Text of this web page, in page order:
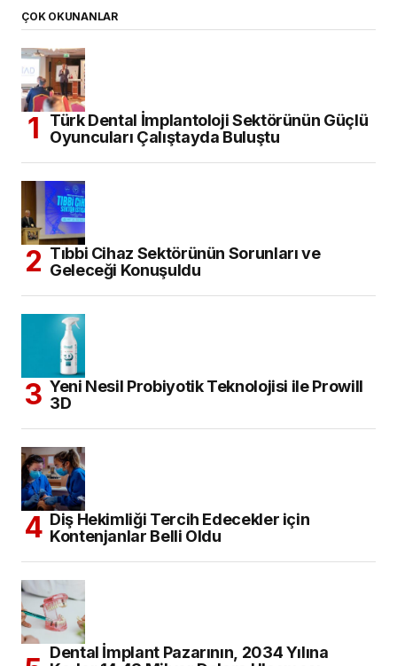
ÇOK OKUNANLAR
Türk Dental İmplantoloji Sektörünün Güçlü
Oyuncuları Çalıştayda Buluştu
Tıbbi Cihaz Sektörünün Sorunları ve
Geleceği Konuşuldu
Yeni Nesil Probiyotik Teknolojisi ile Prowill
3D
Diş Hekimliği Tercih Edecekler için
Kontenjanlar Belli Oldu
Dental İmplant Pazarının, 2034 Yılına